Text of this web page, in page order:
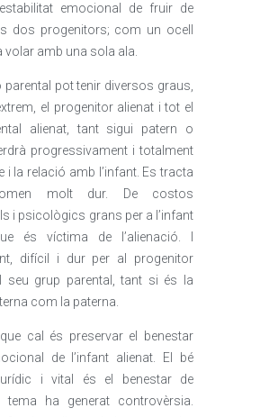
emocional de fruir de
dos progenitors; com un ocell
volar amb una sola ala.
parental pot tenir diversos graus,
el progenitor alienat i tot el
alienat, tant sigui patern o
progressivament i totalment
i la relació amb l’infant. Es tracta
molt dur. De costos
i psicològics grans per a l’infant
és víctima de l’alienació. I
difícil i dur per al progenitor
seu grup parental, tant si és la
com la paterna.
cal és preservar el benestar
de l’infant alienat. El bé
i vital és el benestar de
tema ha generat controvèrsia.